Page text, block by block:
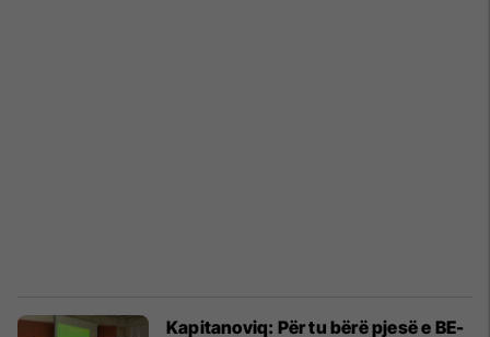
Kapitanoviq: Për tu bërë pjesë e BE-